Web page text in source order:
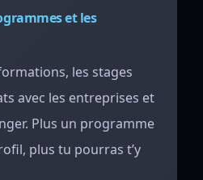
et les
les stages
avec les entreprises et
Plus un programme
plus tu pourras t’y